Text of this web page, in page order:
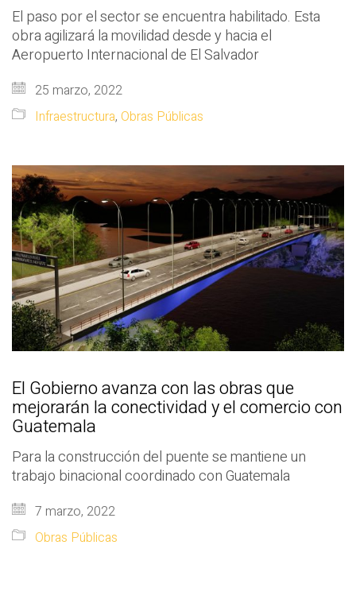
El paso por el sector se encuentra habilitado. Esta
obra agilizará la movilidad desde y hacia el
Aeropuerto Internacional de El Salvador
25 marzo, 2022
Infraestructura, Obras Públicas
El Gobierno avanza con las obras que
mejorarán la conectividad y el comercio con
Guatemala
Para la construcción del puente se mantiene un
trabajo binacional coordinado con Guatemala
7 marzo, 2022
Obras Públicas